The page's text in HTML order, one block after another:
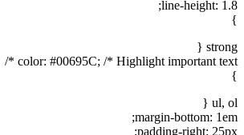
line-height: 1.8;
}
strong {
color: #00695C; /* Highlight important text */
}
ul, ol {
margin-bottom: 1em;
padding-right: 25px;